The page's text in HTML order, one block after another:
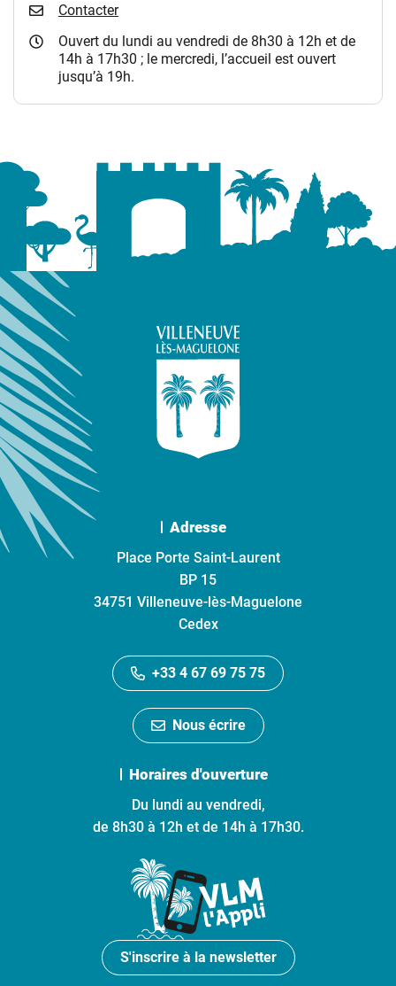
Contacter
Ouvert du lundi au vendredi de 8h30 à 12h et de
14h à 17h30 ; le mercredi, l’accueil est ouvert
jusqu’à 19h.
Adresse
Place Porte Saint-Laurent
BP 15
34751 Villeneuve-lès-Maguelone
Cedex
+33 4 67 69 75 75
Nous écrire
Horaires d'ouverture
Du lundi au vendredi,
de 8h30 à 12h et de 14h à 17h30.
S'inscrire à la newsletter